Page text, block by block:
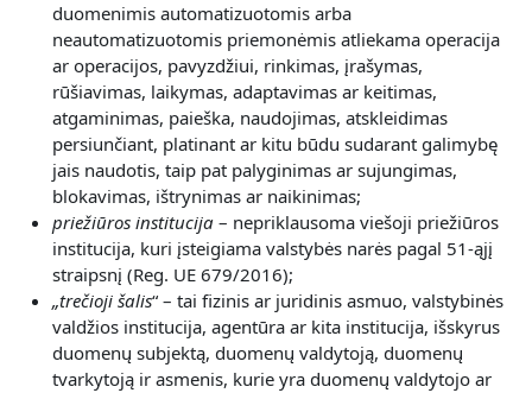
duomenimis automatizuotomis arba
neautomatizuotomis priemonėmis atliekama operacija
ar operacijos, pavyzdžiui, rinkimas, įrašymas,
rūšiavimas, laikymas, adaptavimas ar keitimas,
atgaminimas, paieška, naudojimas, atskleidimas
persiunčiant, platinant ar kitu būdu sudarant galimybę
jais naudotis, taip pat palyginimas ar sujungimas,
blokavimas, ištrynimas ar naikinimas;
priežiūros institucija – nepriklausoma viešoji priežiūros
institucija, kuri įsteigiama valstybės narės pagal 51-ąjį
straipsnį (Reg. UE 679/2016);
„trečioji šalis“ – tai fizinis ar juridinis asmuo, valstybinės
valdžios institucija, agentūra ar kita institucija, išskyrus
duomenų subjektą, duomenų valdytoją, duomenų
tvarkytoją ir asmenis, kurie yra duomenų valdytojo ar